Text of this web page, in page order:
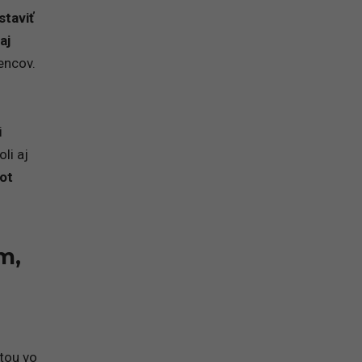
aj
vo